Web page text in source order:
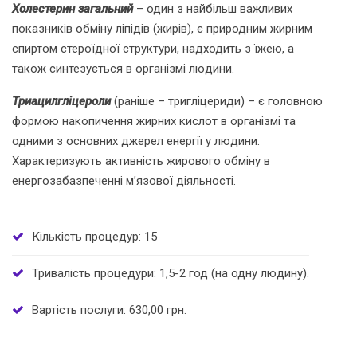
Холестерин загальний– один з найбільш важливих
показників обміну ліпідів (жирів), є природним жирним
спиртом стероїдної структури, надходить з їжею, а
також синтезується в організмі людини.
Триацилгліцероли (раніше – тригліцериди) – є головною
формою накопичення жирних кислот в організмі та
одними з основних джерел енергії у людини.
Характеризують активність жирового обміну в
енергозабазпеченні м’язової діяльності.
Кількість процедур: 15
Тривалість процедури: 1,5-2 год (на одну людину).
Вартість послуги: 630,00 грн.